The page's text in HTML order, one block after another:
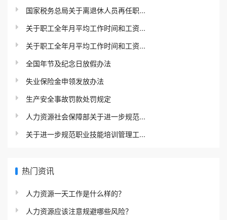
国家税务总局关于离退休人员再任职...
关于职工全年月平均工作时间和工资...
关于职工全年月平均工作时间和工资...
全国年节及纪念日放假办法
失业保险金申领发放办法
生产安全事故罚款处罚规定
人力资源社会保障部关于进一步规范...
关于进一步规范职业技能培训管理工...
热门资讯
人力资源一天工作是什么样的？
人力资源应该注意规避哪些风险？